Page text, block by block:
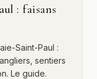
: faisans
Saint-Paul :
sentiers
Le guide.